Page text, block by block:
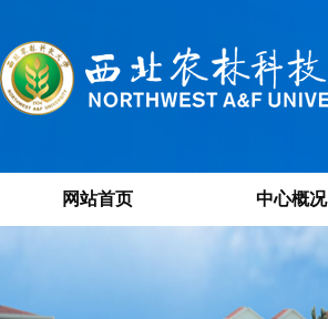
网站首页 中心概况